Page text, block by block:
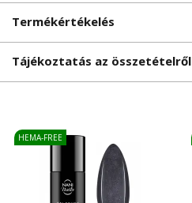
Termékértékelés
Tájékoztatás az összetételről
HEMA-FREE